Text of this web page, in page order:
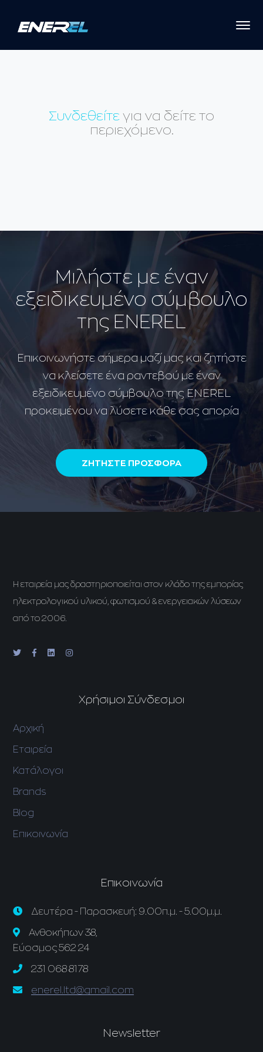
Συνδεθείτε για να δείτε το
περιεχόμενο.
Μιλήστε με έναν
εξειδικευμένο σύμβουλο
της ENEREL
Επικοινωνήστε σήμερα μαζί μας και ζητήστε
να κλείσετε ένα ραντεβού με έναν
εξειδικευμένο σύμβουλο της ENEREL
προκειμένου να λύσετε κάθε σας απορία
ΖΗΤΗΣΤΕ ΠΡΟΣΦΟΡΑ
H εταιρεία μας δραστηριοποιείται στον κλάδο της εμπορίας
ηλεκτρολογικού υλικού, φωτισμού & ενεργειακών λύσεων
από το 2006.
Χρήσιμοι Σύνδεσμοι
Αρχική
Εταιρεία
Κατάλογοι
Brands
Blog
Επικοινωνία
Επικοινωνία
Δευτέρα - Παρασκευή: 9.00π.μ. - 5.00μ.μ.
Ανθοκήπων 38,
Εύοσμος 562 24
231 068 8178
enerel.ltd@gmail.com
Newsletter